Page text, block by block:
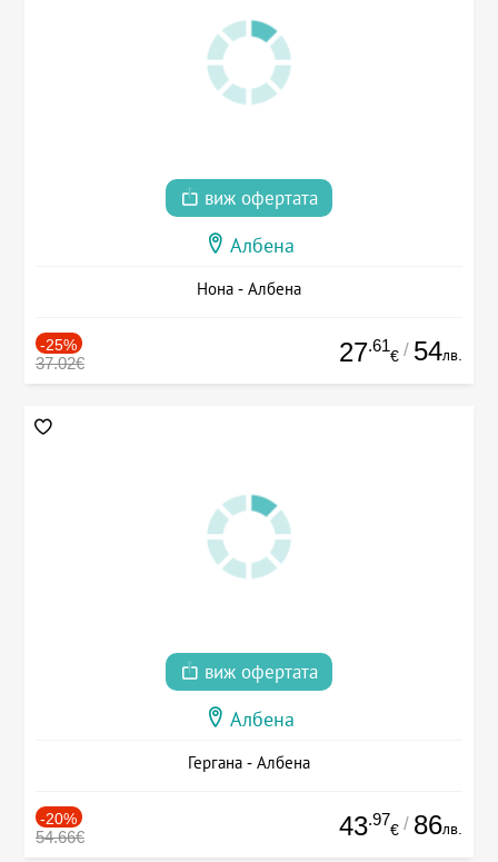
виж офертата
Албена
Нона - Албена
-25%
37.02€ 27.61
€ / 54лв.
виж офертата
Албена
Гергана - Албена
-20%
54.66€ 43.97
€ / 86лв.